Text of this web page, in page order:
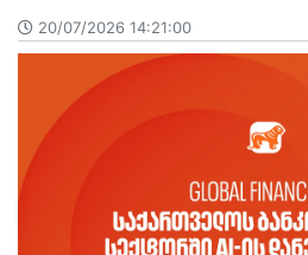
20/07/2026 14:21:00